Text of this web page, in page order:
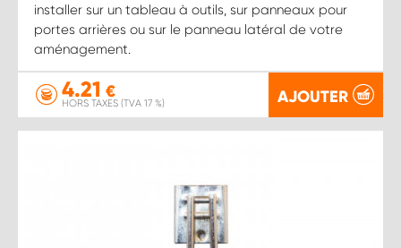
installer sur un tableau à outils, sur panneaux pour
portes arrières ou sur le panneau latéral de votre
aménagement.
4.21 €
HORS TAXES (TVA 17 %) AJOUTER